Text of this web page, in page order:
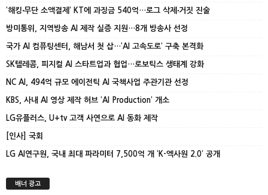
‘해킹‧무단 소액결제’ KT에 과징금 540억…로그 삭제‧거짓 진술
방미통위, 지역방송 AI 제작 실증 지원…8개 방송사 선정
국가 AI 컴퓨팅센터, 해남서 첫 삽…‘AI 고속도로’ 구축 본격화
SK텔레콤, 피지컬 AI 스타트업과 협업…로보틱스 생태계 강화
NC AI, 494억 규모 에이전틱 AI 국책사업 주관기관 선정
KBS, 사내 AI 영상 제작 허브 ‘AI Production’ 개소
LG유플러스, U+tv 고객 사연으로 AI 동화 제작
[인사] 국회
LG AI연구원, 국내 최대 파라미터 7,500억 개 ‘K-엑사원 2.0’ 공개
배너 광고